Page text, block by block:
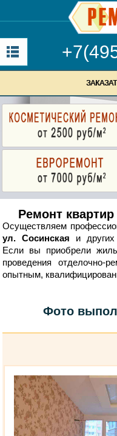
Ремонт
Осуществляем
ул. Сосинская и
Если вы приобрели
проведения отделочно-
опытным,
Фото